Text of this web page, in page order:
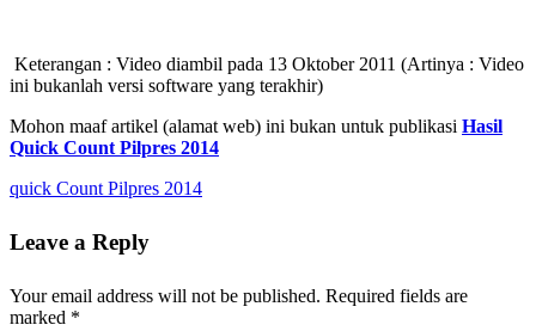
Keterangan : Video diambil pada 13 Oktober 2011 (Artinya : Video
ini bukanlah versi software yang terakhir)
Mohon maaf artikel (alamat web) ini bukan untuk publikasi Hasil
Quick Count Pilpres 2014
quick Count Pilpres 2014
Leave a Reply
Your email address will not be published. Required fields are
marked *